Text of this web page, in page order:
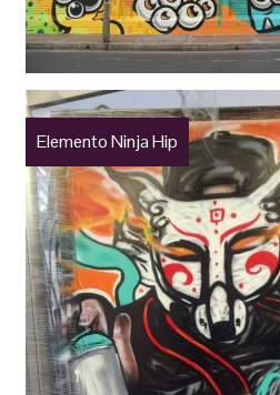
Elemento Ninja Hip